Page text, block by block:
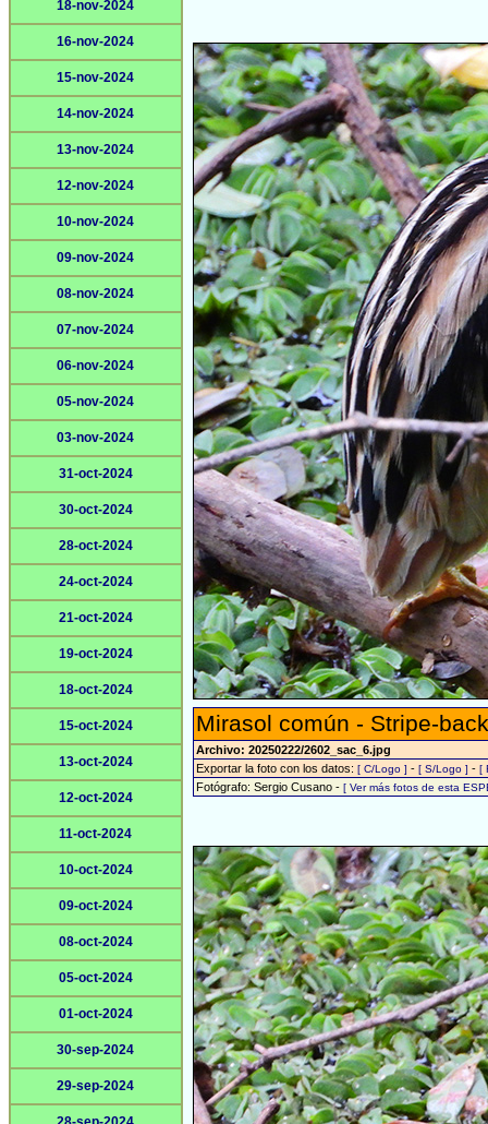
18-nov-2024
16-nov-2024
15-nov-2024
14-nov-2024
13-nov-2024
12-nov-2024
10-nov-2024
09-nov-2024
08-nov-2024
07-nov-2024
06-nov-2024
05-nov-2024
03-nov-2024
31-oct-2024
30-oct-2024
28-oct-2024
24-oct-2024
21-oct-2024
19-oct-2024
18-oct-2024
15-oct-2024
13-oct-2024
12-oct-2024
11-oct-2024
10-oct-2024
09-oct-2024
08-oct-2024
05-oct-2024
01-oct-2024
30-sep-2024
29-sep-2024
Mirasol común - Stripe-
Archivo: 20250222/2602_sac_6.jpg
Exportar la foto con los datos: [ C/Logo ] - [ S/Logo ] - [
Fotógrafo: Sergio Cusano - [ Ver más fotos de esta